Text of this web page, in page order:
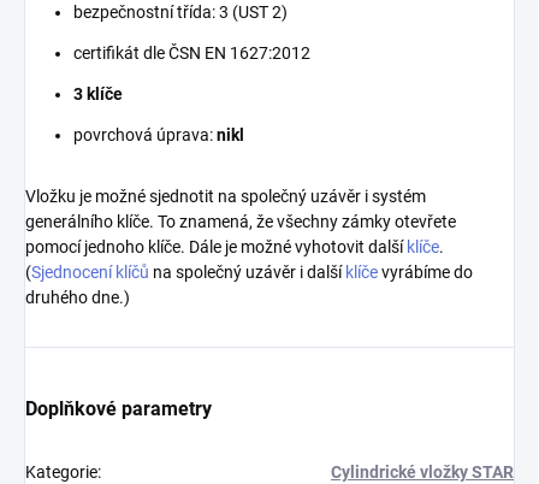
bezpečnostní třída: 3 (UST 2)
certifikát dle ČSN EN 1627:2012
3 klíče
povrchová úprava:nikl
Vložku je možné sjednotit na společný uzávěr i systém
generálního klíče. To znamená, že všechny zámky otevřete
pomocí jednoho klíče. Dále je možné vyhotovit další klíče.
(Sjednocení klíčů na společný uzávěr i další klíčevyrábíme do
druhého dne.)
Doplňkové parametry
Kategorie: Cylindrické vložky STAR